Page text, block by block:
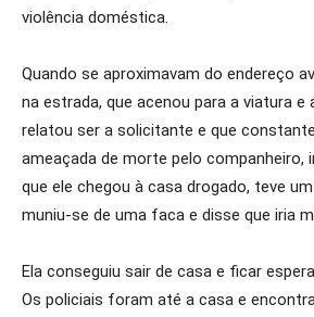
violência doméstica.
Quando se aproximavam do endereço
na estrada, que acenou para a viatura e
relatou ser a solicitante e que
ameaçada de morte pelo companheiro,
que ele chegou à casa drogado, teve
muniu-se de uma faca e disse que iria
Ela conseguiu sair de casa e ficar
Os policiais foram até a casa e